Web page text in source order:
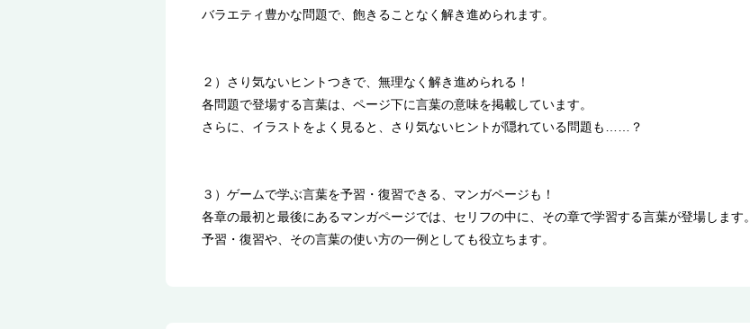
バラエティ豊かな問題で、飽きることなく解き進められます。
２）さり気ないヒントつきで、無理なく解き進められる！
各問題で登場する言葉は、ページ下に言葉の意味を掲載しています。
さらに、イラストをよく見ると、さり気ないヒントが隠れている問題も……？
３）ゲームで学ぶ言葉を予習・復習できる、マンガページも！
各章の最初と最後にあるマンガページでは、セリフの中に、その章で学習する言葉が登場します。
予習・復習や、その言葉の使い方の一例としても役立ちます。